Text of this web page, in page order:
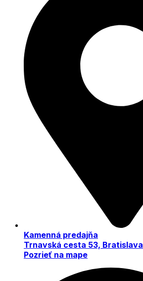
Kamenná predajňa
Trnavská cesta 53, Bratislava
Pozrieť na mape